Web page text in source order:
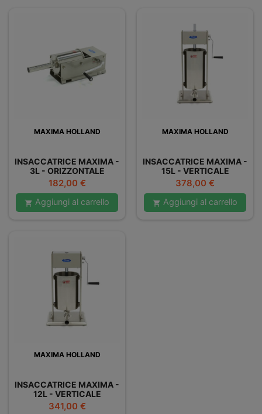
MAXIMA HOLLAND
INSACCATRICE MAXIMA -
3L - ORIZZONTALE
Prezzo
182,00 €
 Aggiungi al carrello
MAXIMA HOLLAND
INSACCATRICE MAXIMA -
15L - VERTICALE
Prezzo
378,00 €
 Aggiungi al carrello
MAXIMA HOLLAND
INSACCATRICE MAXIMA -
12L - VERTICALE
Prezzo
341,00 €